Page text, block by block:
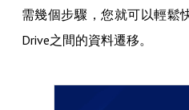
需幾個步驟，您就可以輕鬆
Drive之間的資料遷移。